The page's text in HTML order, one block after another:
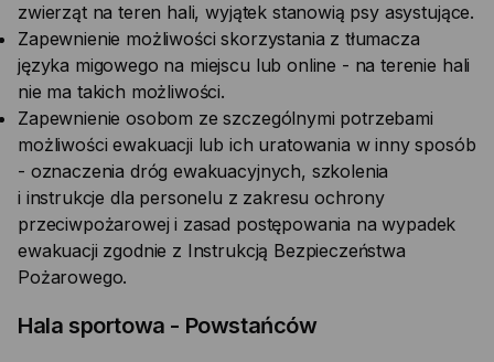
zwierząt na teren hali, wyjątek stanowią psy asystujące.
Zapewnienie możliwości skorzystania z tłumacza
języka migowego na miejscu lub online - na terenie hali
nie ma takich możliwości.
Zapewnienie osobom ze szczególnymi potrzebami
możliwości ewakuacji lub ich uratowania w inny sposób
- oznaczenia dróg ewakuacyjnych, szkolenia
i instrukcje dla personelu z zakresu ochrony
przeciwpożarowej i zasad postępowania na wypadek
ewakuacji zgodnie z Instrukcją Bezpieczeństwa
Pożarowego.
Hala sportowa - Powstańców